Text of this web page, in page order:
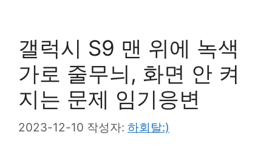
갤럭시 S9 맨 위에 녹색
가로 줄무늬, 화면 안 켜
지는 문제 임기응변
2023-12-10 작성자: 하회탈:)